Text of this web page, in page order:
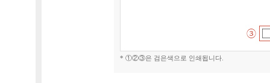
* ①②③은 검은색으로 인쇄됩니다.